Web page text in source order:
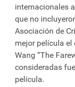
internacionales
que no
Asociación de
mejor película
Wang “The
consideradas
película.